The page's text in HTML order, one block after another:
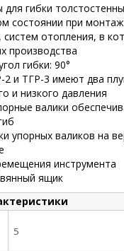
для гибки
состоянии при
отопления, в
производства
гибки: 90°
2 и ТГР-3 имеют два
и низкого давления
валики
упорных валиков на
инструмента
ящик
5